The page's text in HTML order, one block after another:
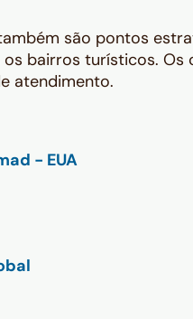
são pontos
bairros turísticos. Os
atendimento.